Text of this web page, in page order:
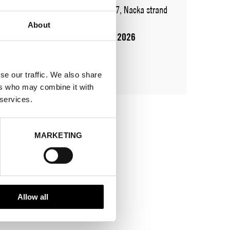
About
our traffic. We also share
who may combine it with
MARKETING
Allow all
ADRESSAugustendalsvägen 7, Nacka strand
SHOWROOM / STAND:
10 aug 2026 - 14 aug 2026